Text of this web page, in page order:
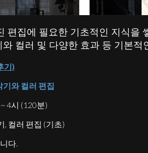
편집에 필요한 기초적인 지식을
컬러 및 다양한 효과 등 기본
기)
기와 컬러 편집
4시 (120분)
, 컬러 편집 (기초)
다.